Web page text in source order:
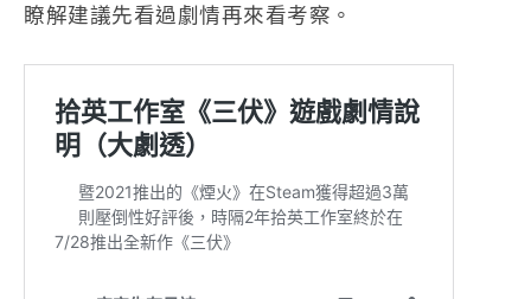
瞭解建議先看過劇情再來看考察。